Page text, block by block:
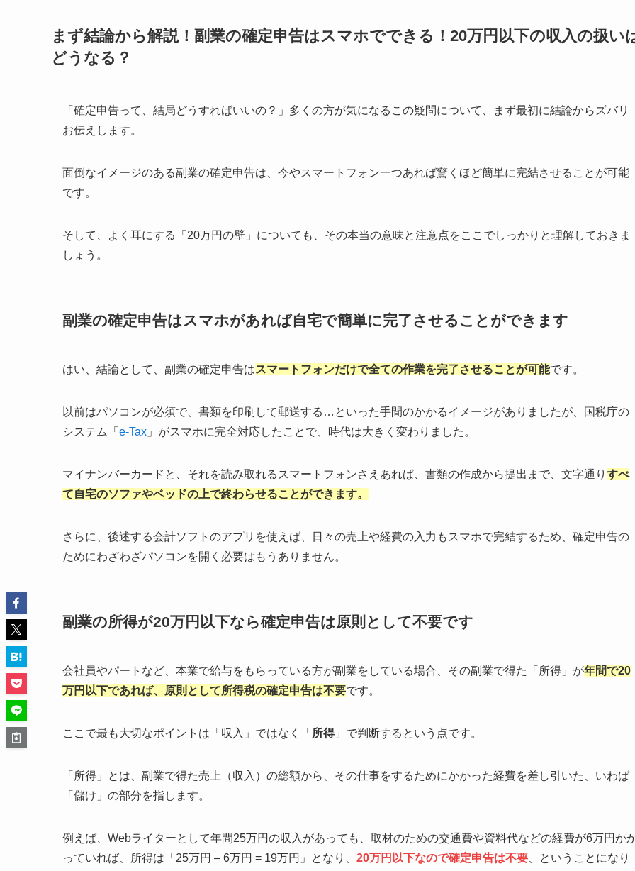
まず結論から解説！副業の確定申告はスマホでできる！20万円以下の収入の扱い
どうなる？
「確定申告って、結局どうすればいいの？」多くの方が気になるこの疑問について、まず最初に結論からズバリ
お伝えします。
面倒なイメージのある副業の確定申告は、今やスマートフォン一つあれば驚くほど簡単に完結させることが可能
です。
そして、よく耳にする「20万円の壁」についても、その本当の意味と注意点をここでしっかりと理解しておきま
しょう。
副業の確定申告はスマホがあれば自宅で簡単に完了させることができます
はい、結論として、副業の確定申告はスマートフォンだけで全ての作業を完了させることが可能です。
以前はパソコンが必須で、書類を印刷して郵送する…といった手間のかかるイメージがありましたが、国税庁の
システム「 e-Tax 」がスマホに完全対応したことで、時代は大きく変わりました。
マイナンバーカードと、それを読み取れるスマートフォンさえあれば、書類の作成から提出まで、文字通り すべ
て自宅のソファやベッドの上で終わらせることができます。
さらに、後述する会計ソフトのアプリを使えば、日々の売上や経費の入力もスマホで完結するため、確定申告の
ためにわざわざパソコンを開く必要はもうありません。
副業の所得が20万円以下なら確定申告は原則として不要です
会社員やパートなど、本業で給与をもらっている方が副業をしている場合、その副業で得た「所得」が年間で20
万円以下であれば、原則として所得税の確定申告は不要です。
ここで最も大切なポイントは「収入」ではなく「 所得」で判断するという点です。
「所得」とは、副業で得た売上（収入）の総額から、その仕事をするためにかかった経費を差し引いた、いわば
「儲け」の部分を指します。
例えば、Webライターとして年間25万円の収入があっても、取材のための交通費や資料代などの経費が6万円か
っていれば、所得は「25万円 – 6万円 = 19万円」となり、 20万円以下なので確定申告は不要 、ということになり